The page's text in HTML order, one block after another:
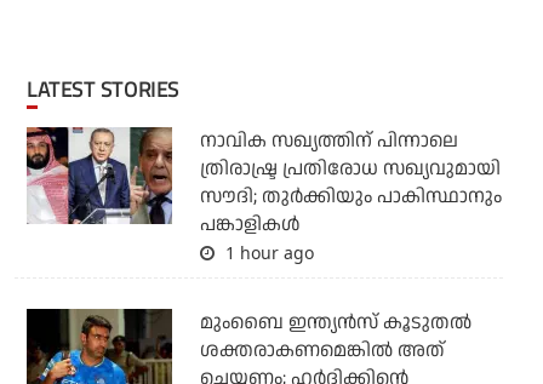
LATEST STORIES
നാവിക സഖ്യത്തിന് പിന്നാലെ
ത്രിരാഷ്ട്ര പ്രതിരോധ സഖ്യവുമായി
സൗദി; തുര്‍ക്കിയും പാകിസ്ഥാനും
പങ്കാളികള്‍
1 hour ago
മുംബൈ ഇന്ത്യന്‍സ് കൂടുതല്‍
ശക്തരാകണമെങ്കില്‍ അത്
ചെയ്യണം; ഹര്‍ദിക്കിന്റെ